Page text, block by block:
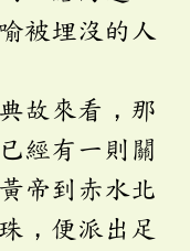
被埋沒的人
故來看，那
經有一則關
帝到赤水北
，便派出足